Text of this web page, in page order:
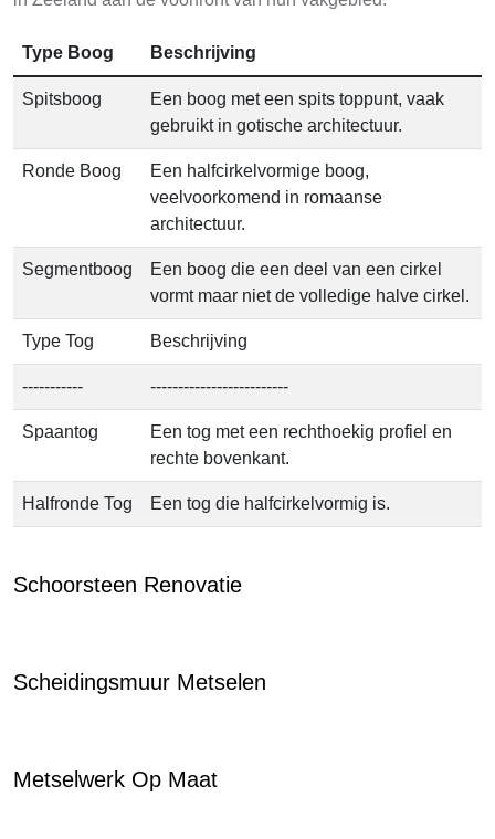
Type Boog Beschrijving
Spitsboog
Een boog met een spits toppunt, vaak
gebruikt in gotische architectuur.
Ronde Boog
Een halfcirkelvormige boog,
veelvoorkomend in romaanse
architectuur.
Segmentboog
Een boog die een deel van een cirkel
vormt maar niet de volledige halve cirkel.
Type Tog Beschrijving
----------- -------------------------
Spaantog
Een tog met een rechthoekig profiel en
rechte bovenkant.
Halfronde Tog Een tog die halfcirkelvormig is.
Schoorsteen Renovatie
Scheidingsmuur Metselen
Metselwerk Op Maat